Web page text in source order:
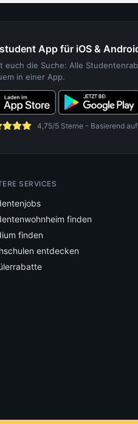
App für iOS &
euch die Suche: Alle
in einer App.
4,75/5 Sterne - Basierend
SERVICES
finden
finden
entdecken